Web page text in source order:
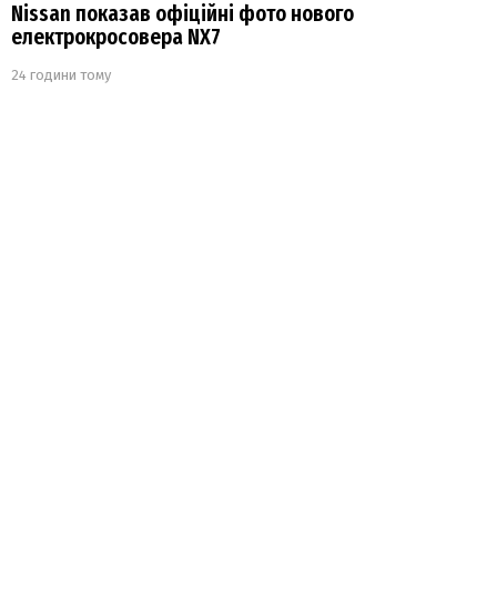
Nissan показав офіційні фото нового
електрокросовера NX7
24 години тому